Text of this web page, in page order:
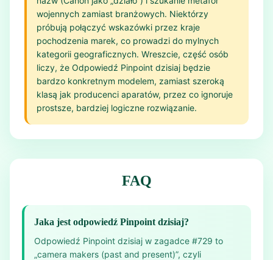
wojennych zamiast branżowych. Niektórzy
próbują połączyć wskazówki przez kraje
pochodzenia marek, co prowadzi do mylnych
kategorii geograficznych. Wreszcie, część osób
liczy, że Odpowiedź Pinpoint dzisiaj będzie
bardzo konkretnym modelem, zamiast szeroką
klasą jak producenci aparatów, przez co ignoruje
prostsze, bardziej logiczne rozwiązanie.
FAQ
Jaka jest odpowiedź Pinpoint dzisiaj?
Odpowiedź Pinpoint dzisiaj w zagadce #729 to
„camera makers (past and present)”, czyli